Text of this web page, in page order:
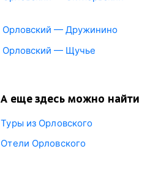
Орловский — Дружинино
Орловский — Щучье
А еще здесь можно найти
Туры из Орловского
Отели Орловского